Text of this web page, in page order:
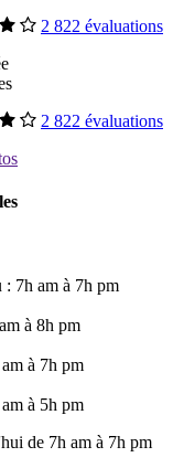
2 822 évaluations
2 822 évaluations
: 7h am à 7h pm
à 8h pm
à 7h pm
à 5h pm
de 7h am à 7h pm